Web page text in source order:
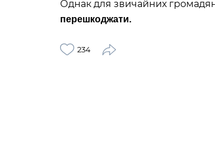
Однак для звичайних
перешкоджати.
234